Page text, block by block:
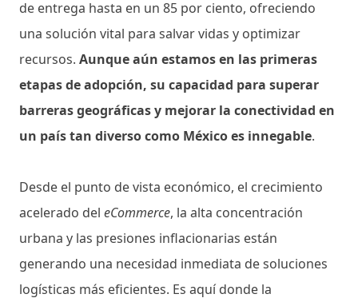
de entrega hasta en un 85 por ciento, ofreciendo
una solución vital para salvar vidas y optimizar
recursos. Aunque aún estamos en las primeras
etapas de adopción, su capacidad para superar
barreras geográficas y mejorar la conectividad en
un país tan diverso como México es innegable.
Desde el punto de vista económico, el crecimiento
acelerado del eCommerce, la alta concentración
urbana y las presiones inflacionarias están
generando una necesidad inmediata de soluciones
logísticas más eficientes. Es aquí donde la